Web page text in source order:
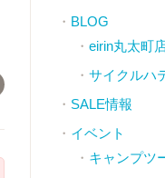
BLOG
eirin丸太町
サイクルハ
SALE情報
イベント
キャンプツ